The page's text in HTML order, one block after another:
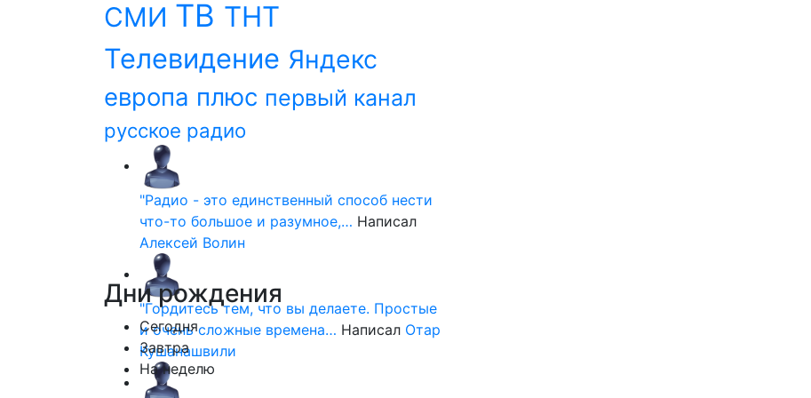
СМИ ТВ ТНТ
Телевидение Яндекс
европа плюс первый канал
русское радио
"Радио - это единственный способ нести
что-то большое и разумное,… Написал
Алексей Волин
"Гордитесь тем, что вы делаете. Простые
и очень сложные времена… Написал Отар
Кушанашвили
Днирождения
Сегодня
Завтра
На неделю